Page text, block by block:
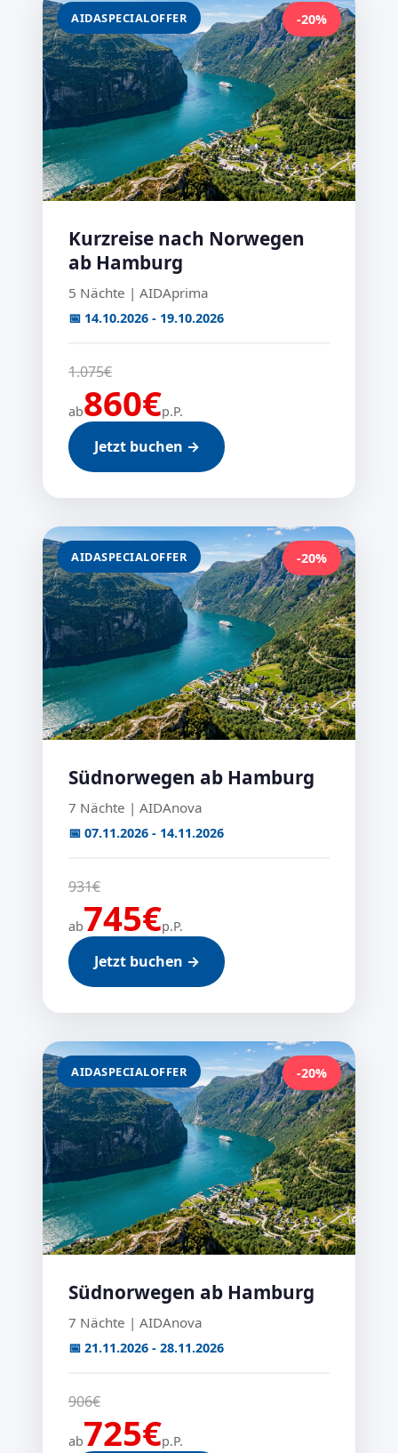
AIDASPECIALOFFER -20%
Kurzreise nach Norwegen
ab Hamburg
5 Nächte | AIDAprima
📅 14.10.2026 - 19.10.2026
1.075€
ab860€p.P.
Jetzt buchen →
AIDASPECIALOFFER -20%
Südnorwegen ab Hamburg
7 Nächte | AIDAnova
📅 07.11.2026 - 14.11.2026
931€
ab745€p.P.
Jetzt buchen →
AIDASPECIALOFFER -20%
Südnorwegen ab Hamburg
7 Nächte | AIDAnova
📅 21.11.2026 - 28.11.2026
906€
ab725€p.P.